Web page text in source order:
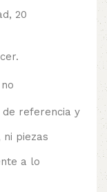
20
referencia y
ni piezas
a lo